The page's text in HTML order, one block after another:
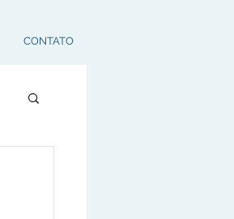
CONTATO